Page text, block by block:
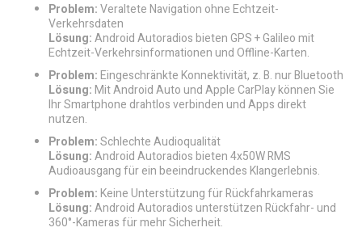
Problem:Veraltete Navigation ohne Echtzeit-
Verkehrsdaten
Lösung:Android Autoradios bieten GPS + Galileo mit
Echtzeit-Verkehrsinformationen und Offline-Karten.
Problem:Eingeschränkte Konnektivität, z. B. nur Bluetooth
Lösung:Mit Android Auto und Apple CarPlay können Sie
Ihr Smartphone drahtlos verbinden und Apps direkt
nutzen.
Problem:Schlechte Audioqualität
Lösung:Android Autoradios bieten 4x50W RMS
Audioausgang für ein beeindruckendes Klangerlebnis.
Problem:Keine Unterstützung für Rückfahrkameras
Lösung:Android Autoradios unterstützen Rückfahr- und
360°-Kameras für mehr Sicherheit.